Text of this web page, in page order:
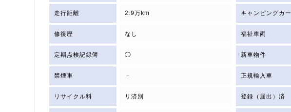
走行距離 2.9万km キャンピングカー
修復歴 なし 福祉車両
定期点検記録簿 ◯ 新車物件
禁煙車 － 正規輸入車
リサイクル料 リ済別 登録（届出）済